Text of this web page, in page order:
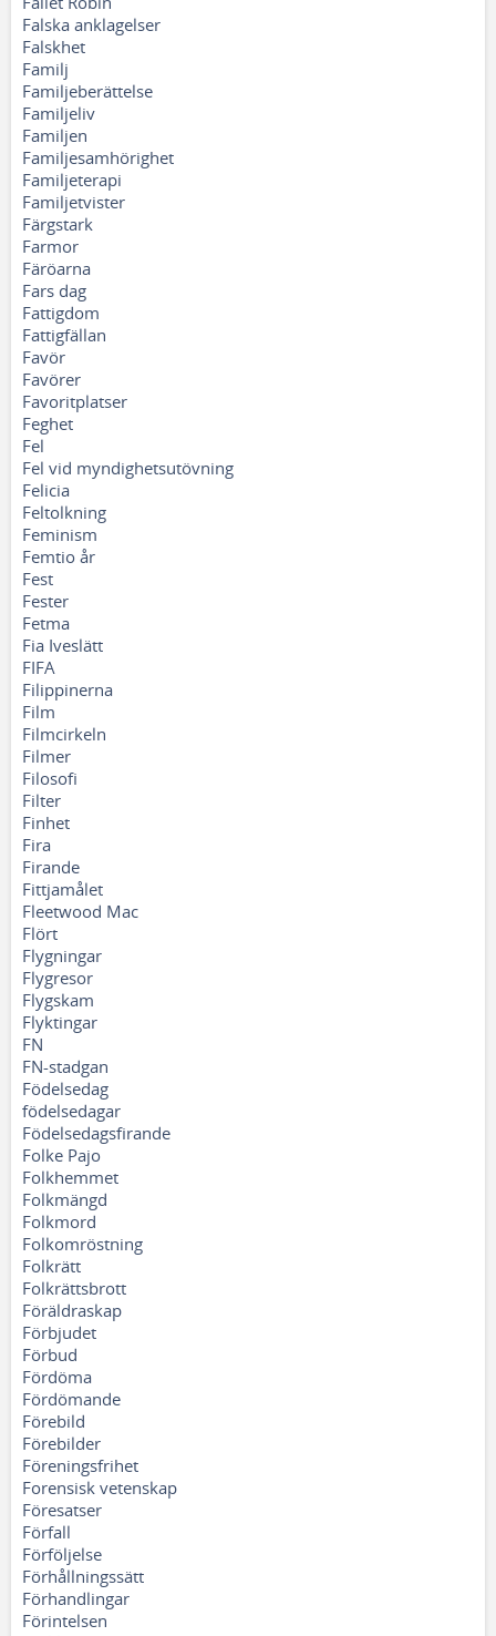
Falska anklagelser
Falskhet
Familj
Familjeberättelse
Familjeliv
Familjen
Familjesamhörighet
Familjeterapi
Familjetvister
Färgstark
Farmor
Färöarna
Fars dag
Fattigdom
Fattigfällan
Favör
Favörer
Favoritplatser
Feghet
Fel
Fel vid myndighetsutövning
Felicia
Feltolkning
Feminism
Femtio år
Fest
Fester
Fetma
Fia Iveslätt
FIFA
Filippinerna
Film
Filmcirkeln
Filmer
Filosofi
Filter
Finhet
Fira
Firande
Fittjamålet
Fleetwood Mac
Flört
Flygningar
Flygresor
Flygskam
Flyktingar
FN
FN-stadgan
Födelsedag
födelsedagar
Födelsedagsfirande
Folke Pajo
Folkhemmet
Folkmängd
Folkmord
Folkomröstning
Folkrätt
Folkrättsbrott
Föräldraskap
Förbjudet
Förbud
Fördöma
Fördömande
Förebild
Förebilder
Föreningsfrihet
Forensisk vetenskap
Föresatser
Förfall
Förföljelse
Förhållningssätt
Förhandlingar
Förintelsen